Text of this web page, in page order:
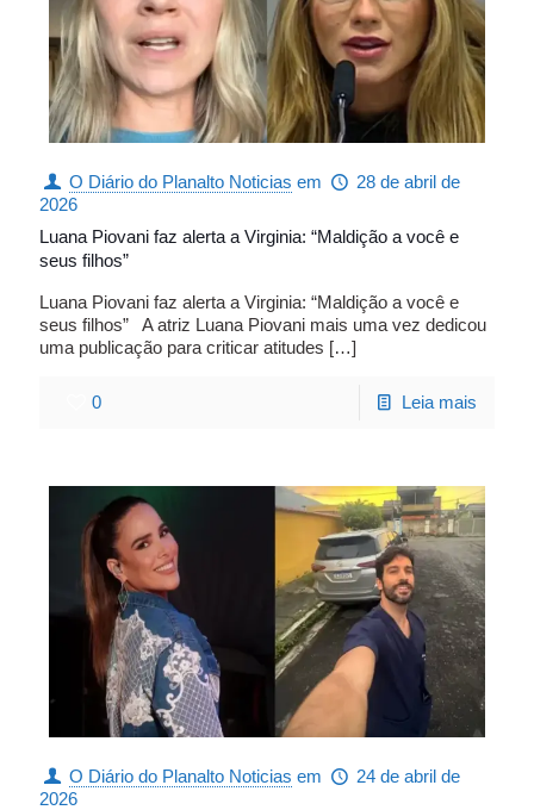
O Diário do Planalto Noticias em
28 de abril de
2026
Luana Piovani faz alerta a Virginia: “Maldição a você e
seus filhos”
Luana Piovani faz alerta a Virginia: “Maldição a você e
seus filhos” A atriz Luana Piovani mais uma vez dedicou
uma publicação para criticar atitudes […]
0 Leia mais
O Diário do Planalto Noticias em
24 de abril de
2026